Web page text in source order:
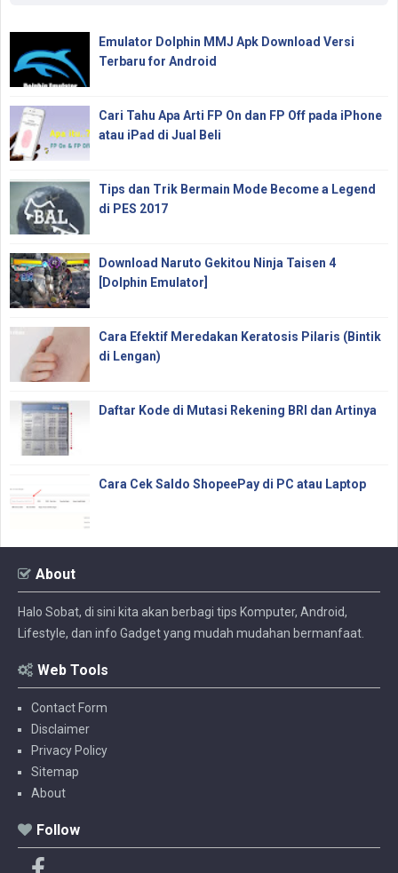
Emulator Dolphin MMJ Apk Download Versi
Terbaru for Android
Cari Tahu Apa Arti FP On dan FP Off pada iPhone
atau iPad di Jual Beli
Tips dan Trik Bermain Mode Become a Legend
di PES 2017
Download Naruto Gekitou Ninja Taisen 4
[Dolphin Emulator]
Cara Efektif Meredakan Keratosis Pilaris (Bintik
di Lengan)
Daftar Kode di Mutasi Rekening BRI dan Artinya
Cara Cek Saldo ShopeePay di PC atau Laptop
About
Halo Sobat, di sini kita akan berbagi tips Komputer, Android,
Lifestyle, dan info Gadget yang mudah mudahan bermanfaat.
Web Tools
Contact Form
Disclaimer
Privacy Policy
Sitemap
About
Follow